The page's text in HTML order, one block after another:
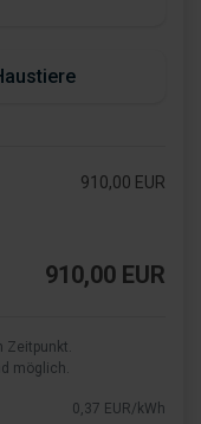
910,00 EUR
910,00 EUR
Zeitpunkt.
möglich.
0,37 EUR/kWh